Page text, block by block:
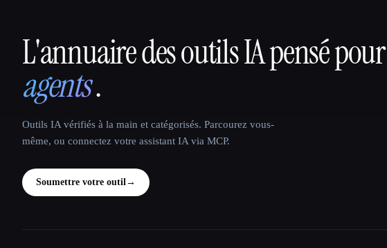
That AI Collection
L'annuaire des outils IA pensé pour
agents.
Outils IA vérifiés à la main et catégorisés. Parcourez vous-
même, ou connectez votre assistant IA via MCP.
Soumettre votre outil →